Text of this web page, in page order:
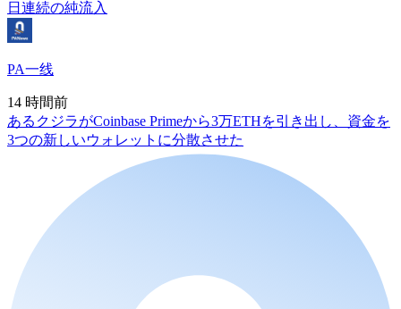
日連続の純流入
PA一线
14 時間前
あるクジラがCoinbase Primeから3万ETHを引き出し、資金を
3つの新しいウォレットに分散させた